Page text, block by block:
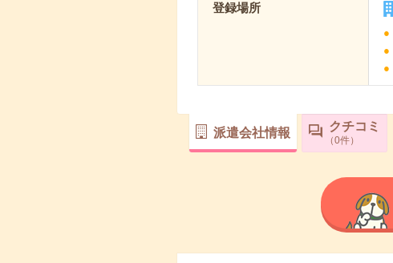
登録場所
派遣会社情報 クチコミ
0件